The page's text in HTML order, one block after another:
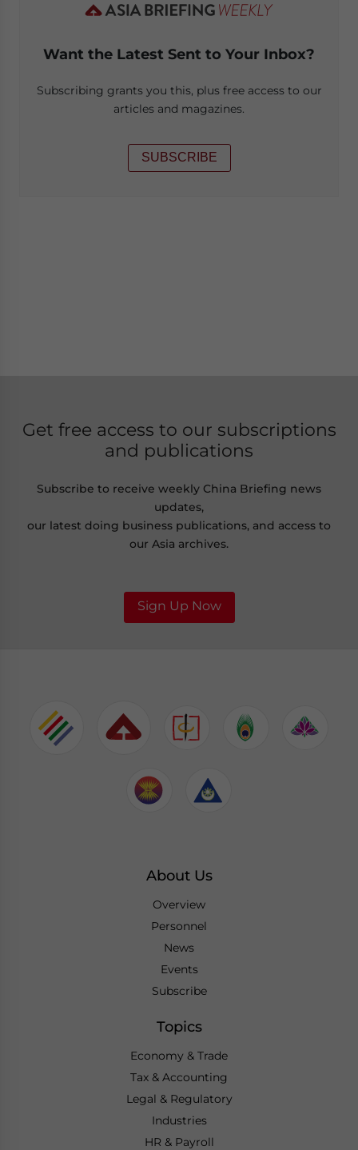
Want the Latest Sent to Your Inbox?
Subscribing grants you this, plus free access to our
articles and magazines.
SUBSCRIBE
Get free access to our subscriptions
and publications
Subscribe to receive weekly China Briefing news
updates,
our latest doing business publications, and access to
our Asia archives.
Sign Up Now
About Us
Overview
Personnel
News
Events
Subscribe
Topics
Economy & Trade
Tax & Accounting
Legal & Regulatory
Industries
HR & Payroll